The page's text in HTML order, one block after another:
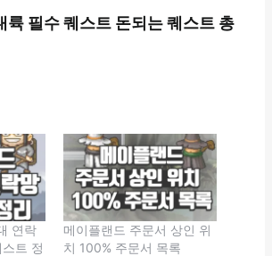
륙 필수 퀘스트 돈되는 퀘스트 총
연락
트 정
메이플랜드 주문서 상인 위
치 100% 주문서 목록